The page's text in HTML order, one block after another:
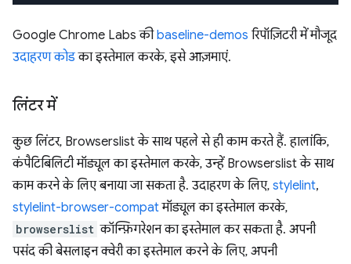
Google Chrome Labs कीbaseline-demos रिपॉज़िटरी में मौजूद
उदाहरण कोडका इस्तेमाल करके, इसे आज़माएं.
लिंटर में
कुछ लिंटर, Browserslist के साथ पहले से ही काम करते हैं. हालांकि,
कंपैटिबिलिटी मॉड्यूल का इस्तेमाल करके, उन्हें Browserslist के साथ
काम करने के लिए बनाया जा सकता है. उदाहरण के लिए, stylelint,
stylelint-browser-compatमॉड्यूल का इस्तेमाल करके,
browserslist कॉन्फ़िगरेशन का इस्तेमाल कर सकता है. अपनी
पसंद की बेसलाइन क्वेरी का इस्तेमाल करने के लिए, अपनी